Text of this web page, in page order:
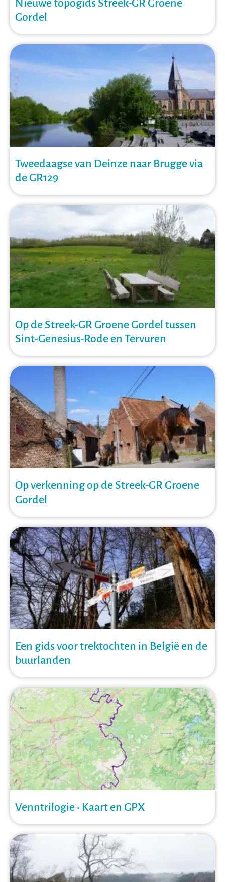
Nieuwe topogids Streek-GR Groene
Gordel
Tweedaagse van Deinze naar Brugge via
de GR129
Op de Streek-GR Groene Gordel tussen
Sint-Genesius-Rode en Tervuren
Op verkenning op de Streek-GR Groene
Gordel
Een gids voor trektochten in België en de
buurlanden
Venntrilogie • Kaart en GPX